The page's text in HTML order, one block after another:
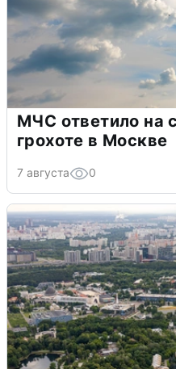
МЧС ответило на
грохоте в Москве
7 августа 0